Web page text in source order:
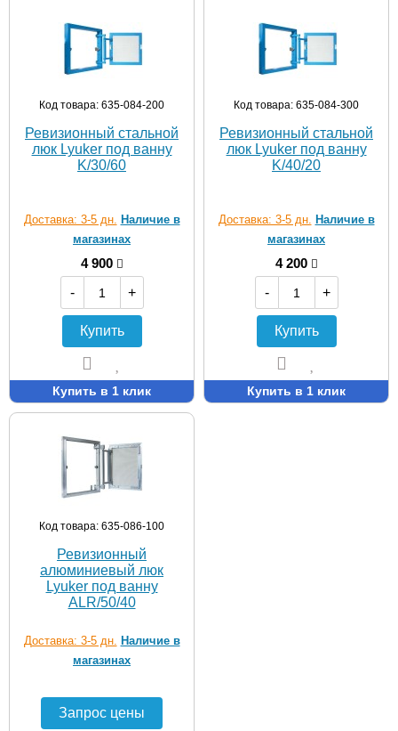
Код товара: 635-084-200
Ревизионный стальной
люк Lyuker под ванну
K/30/60
Доставка: 3-5 дн. Наличие в
магазинах
4 900
-
+
Купить
Купить в 1 клик
Код товара: 635-084-300
Ревизионный стальной
люк Lyuker под ванну
K/40/20
Доставка: 3-5 дн. Наличие в
магазинах
4 200
-
+
Купить
Купить в 1 клик
Код товара: 635-086-100
Ревизионный
алюминиевый люк
Lyuker под ванну
ALR/50/40
Доставка: 3-5 дн. Наличие в
магазинах